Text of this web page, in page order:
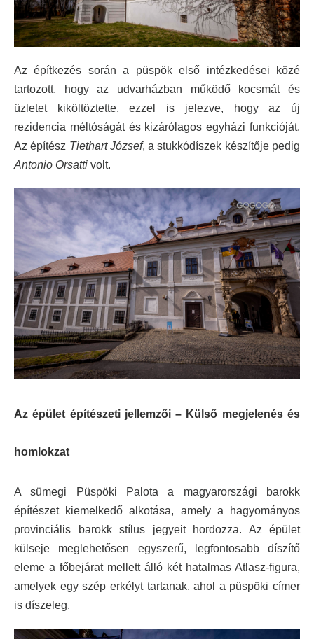
Az építkezés során a püspök első intézkedései közé
tartozott, hogy az udvarházban működő kocsmát és
üzletet kiköltöztette, ezzel is jelezve, hogy az új
rezidencia méltóságát és kizárólagos egyházi funkcióját.
Az építész Tiethart József, a stukkódíszek készítője pedig
Antonio Orsatti volt.
Az épület építészeti jellemzői – Külső megjelenés és
homlokzat
A sümegi Püspöki Palota a magyarországi barokk
építészet kiemelkedő alkotása, amely a hagyományos
provinciális barokk stílus jegyeit hordozza. Az épület
külseje meglehetősen egyszerű, legfontosabb díszítő
eleme a főbejárat mellett álló két hatalmas Atlasz-figura,
amelyek egy szép erkélyt tartanak, ahol a püspöki címer
is díszeleg.